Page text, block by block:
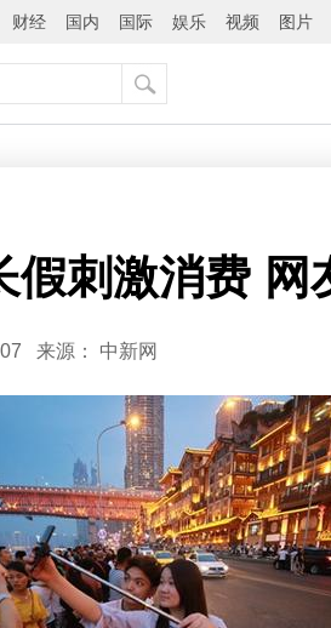
财经 国内 国际 娱乐 视频 图片
假刺激消费 网
来源： 中新网